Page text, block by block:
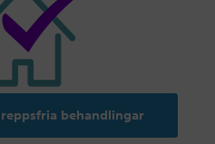
behandlingar